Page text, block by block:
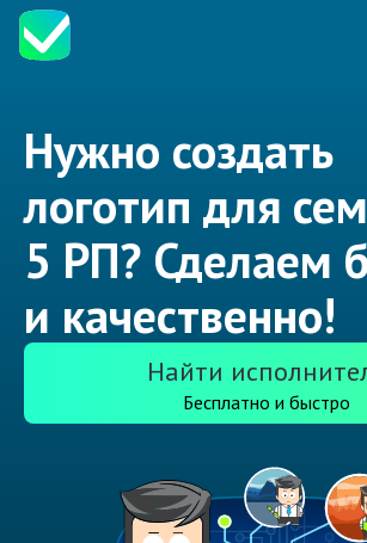
Нужно создать
логотип для
5 РП? Сделаем
и качественно!
Найти
Бесплатно и быстро